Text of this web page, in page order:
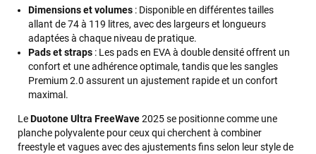
Dimensions et volumes : Disponible en différentes tailles
allant de 74 à 119 litres, avec des largeurs et longueurs
adaptées à chaque niveau de pratique.
Pads et straps : Les pads en EVA à double densité offrent un
confort et une adhérence optimale, tandis que les sangles
Premium 2.0 assurent un ajustement rapide et un confort
maximal.
LeDuotone Ultra FreeWave2025 se positionne comme une
planche polyvalente pour ceux qui cherchent à combiner
freestyle et vagues avec des ajustements fins selon leur style de
commande validée, le magasin m’a appelé pour confirmer
avec moi les caractéristiques des équipements, me conseiller
sur le matériel à choisir, et m’a même offert du matériel en
plus. Niveau réactivité, c’est au top : la commande est partie
le lendemain, et j’ai bien reçu tout le matériel dans un colis
propre et soigné. Plus qu’à tester ça sur l’eau ! Je
recommande vivement ce magasin pour son
Sébastien BACHELIER
il y a un mois